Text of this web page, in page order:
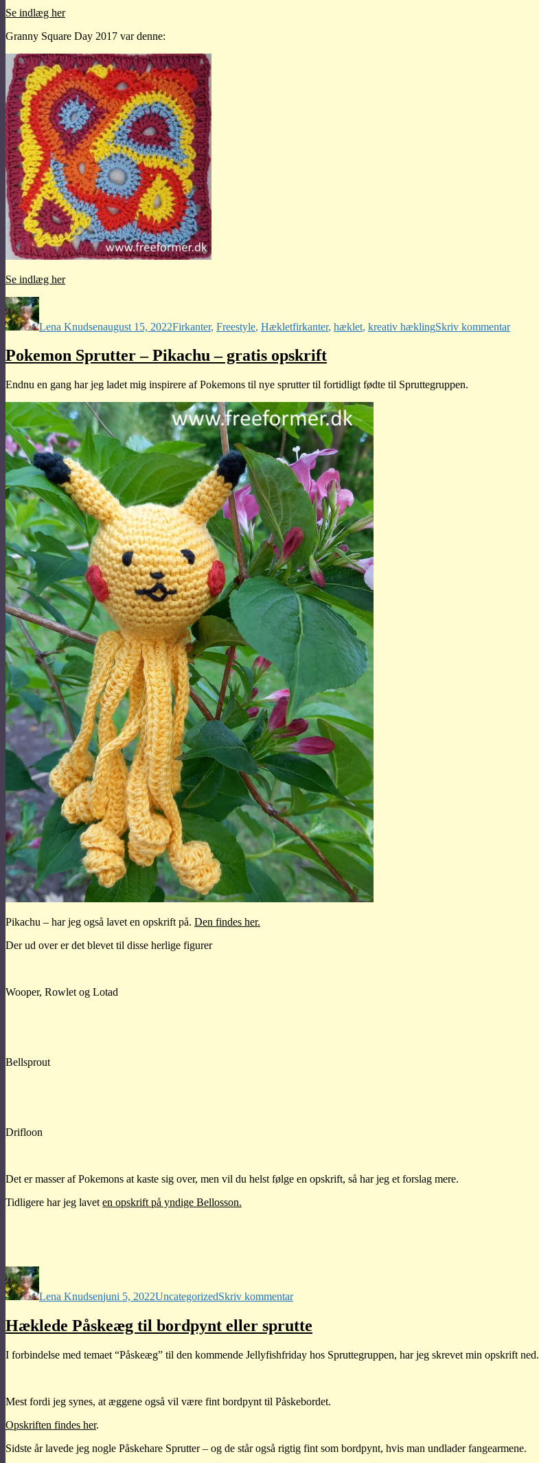
Se indlæg her
Granny Square Day 2017 var denne:
Se indlæg her
Forfatter
Lena Knudsenaugust 15, 2022Firkanter, Freestyle, Hækletfirkanter, hæklet, kreativ hæklingSkriv kommentarSquare
Pokemon Sprutter – Pikachu – gratis opskrift
Endnu en gang har jeg ladet mig inspirere af Pokemons til nye sprutter til fortidligt fødte til Spruttegruppen.
Pikachu – har jeg også lavet en opskrift på. Den findes her.
Der ud over er det blevet til disse herlige figurer
Wooper, Rowlet og Lotad
Bellsprout
Drifloon
Det er masser af Pokemons at kaste sig over, men vil du helst følge en opskrift, så har jeg et forslag mere.
Tidligere har jeg lavet en opskrift på yndige Bellosson.
Forfatter
Lena Knudsenjuni 5, 2022UncategorizedSkriv kommentarSprutter
Pikachu
–
opskrift
Hæklede Påskeæg til bordpynt eller sprutte
I forbindelse med temaet “Påskeæg” til den kommende Jellyfishfriday hos Spruttegruppen, har jeg skrevet min opskrift ned.
Mest fordi jeg synes, at æggene også vil være fint bordpynt til Påskebordet.
Opskriften findes her.
Sidste år lavede jeg nogle Påskehare Sprutter – og de står også rigtig fint som bordpynt, hvis man undlader fangearmene.